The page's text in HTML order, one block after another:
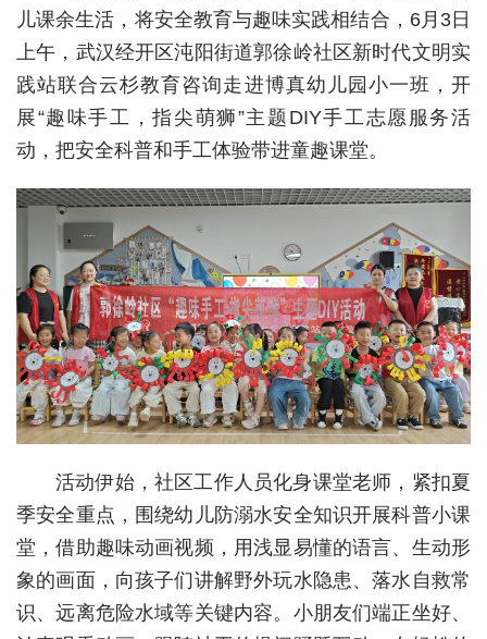
环球
专题
极客圈
经济
城建
科教
健康
悠游
相亲
汽车
消费
创意
文化
儿课余生活，将安全教育与趣味实践相结合，6月3日
上午，武汉经开区沌阳街道郭徐岭社区新时代文明实
践站联合云杉教育咨询走进博真幼儿园小一班，开
展“趣味手工，指尖萌狮”主题DIY手工志愿服务活
动，把安全科普和手工体验带进童趣课堂。
活动伊始，社区工作人员化身课堂老师，紧扣夏
季安全重点，围绕幼儿防溺水安全知识开展科普小课
堂，借助趣味动画视频，用浅显易懂的语言、生动形
象的画面，向孩子们讲解野外玩水隐患、落水自救常
识、远离危险水域等关键内容。小朋友们端正坐好、